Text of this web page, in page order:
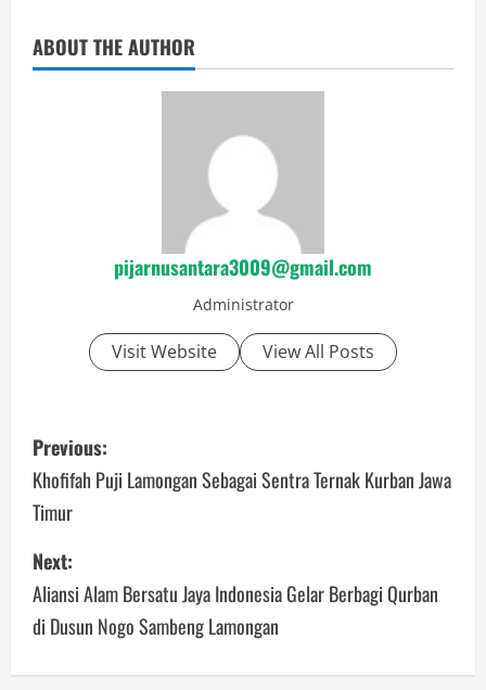
ABOUT THE AUTHOR
pijarnusantara3009@gmail.com
Administrator
Visit Website View All Posts
P
o
s
t
n
a
Previous:
Khofifah Puji Lamongan Sebagai Sentra Ternak Kurban Jawa
Timur
Next:
Aliansi Alam Bersatu Jaya Indonesia Gelar Berbagi Qurban
di Dusun Nogo Sambeng Lamongan